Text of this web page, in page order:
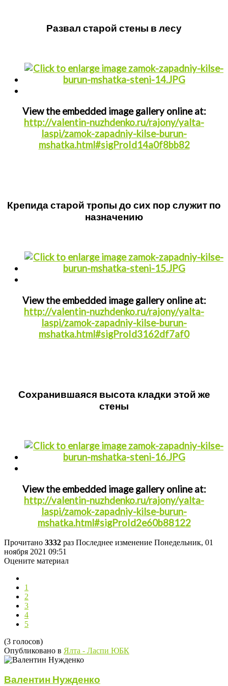
Развал старой стены в лесу
View the embedded image gallery online at:
http://valentin-nuzhdenko.ru/rajony/yalta-
laspi/zamok-zapadniy-kilse-burun-
mshatka.html#sigProId14a0f8bb82
Крепида старой тропы до сих пор служит по
назначению
View the embedded image gallery online at:
http://valentin-nuzhdenko.ru/rajony/yalta-
laspi/zamok-zapadniy-kilse-burun-
mshatka.html#sigProId3162df7af0
Сохранившаяся высота кладки этой же
стены
View the embedded image gallery online at:
http://valentin-nuzhdenko.ru/rajony/yalta-
laspi/zamok-zapadniy-kilse-burun-
mshatka.html#sigProId2e60b88122
Прочитано 3332 раз Последнее изменение Понедельник, 01
ноября 2021 09:51
Оцените материал
1
2
3
4
5
(3 голосов)
Опубликовано в Ялта - Ласпи ЮБК
Валентин Нужденко